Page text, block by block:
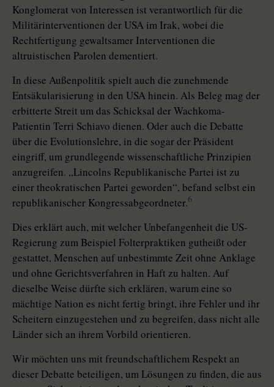
Konglomerat von Interessen ist verantwortlich für die
Militärinterventionen der USA im Irak, wobei die
Rechtfertigung gewaltsamer Interventionen die
altruistischen Parolen dementiert.
In diese Außenpolitik spielt auch die zunehmende
Entsäkularisierung in den USA hinein. Als Beleg mag der
erbitterte Streit um das Schicksal der Wachkoma-
Patientin Terri Schiavo dienen. Oder auch die Debatte
über die Evolutionslehre, in die sogar der Präsident
eingriff, um grundlegende wissenschaftliche Prinzipien
anzugreifen. „Lincolns Republikanische Partei ist zu
einer theokratischen Partei geworden“, befand selbst ein
republikanischer Kongressabgeordneter.6
Dies erklärt auch, mit welcher Unbefangenheit die US-
Regierung zum Beispiel Folterpraktiken gutheißt oder
gestattet, Menschen auf unbestimmte Zeit ohne Anklage
und ohne Gerichtsverfahren in Haft zu halten. Auf
dieselbe Weise dürfte sich erklären, warum eine so
mächtige Nation es nicht fertig bringt, ihre Fehler und ihr
Scheitern einzugestehen und zu begreifen, dass nicht alle
Länder sich an ihrem Vorbild orientieren.
Wir möchten uns mit freundschaftlichem Respekt an
dieser Debatte beteiligen, um Lösungen zu finden, die aus